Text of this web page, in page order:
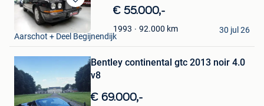
Bewaren
in
Mijn
Favorieten
€ 55.000,-
1993 92.000 km
Oldtimers Gilis
Aarschot + Deel Begijnendijk
30 jul 26
Mijn
Favorieten
Bentley continental gtc 2013 noir 4.0
v8
€ 69.000,-